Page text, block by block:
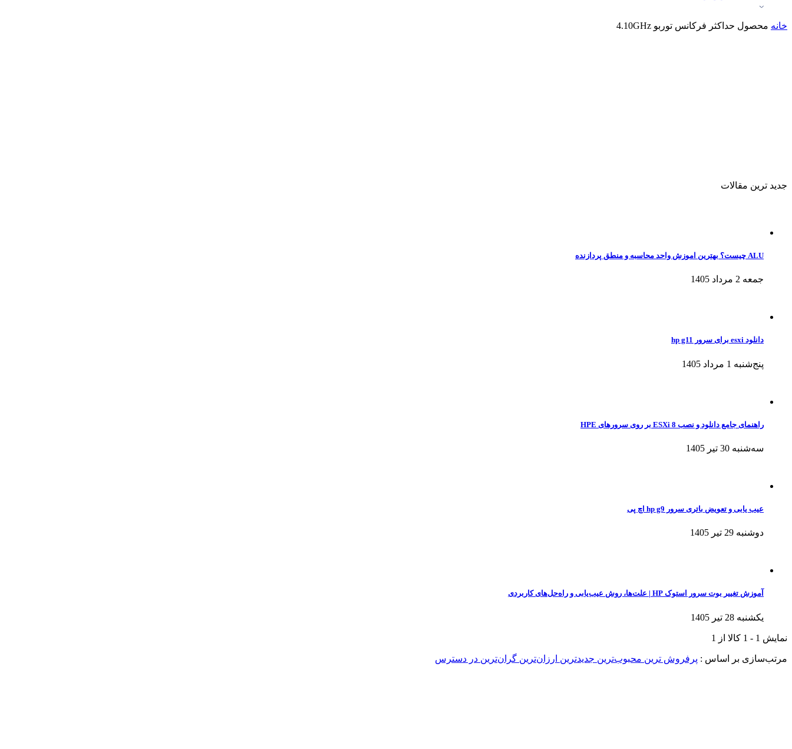
خانه محصول حداکثر فرکانس توربو 4.10GHz
جدید ترین مقالات
ALU چیست؟ بهترین اموزش واحد محاسبه و منطق پردازنده
جمعه 2 مرداد 1405
دانلود esxi برای سرور hp g11
پنج‌شنبه 1 مرداد 1405
راهنمای جامع دانلود و نصب ESXi 8 بر روی سرورهای HPE
سه‌شنبه 30 تیر 1405
عیب یابی و تعویض باتری سرور hp g9 اچ پی
دوشنبه 29 تیر 1405
آموزش تغییر بوت سرور استوک HP | علت‌ها، روش عیب‌یابی و راه‌حل‌های کاربردی
یکشنبه 28 تیر 1405
نمایش 1
-
1 کالا از 1
مرتب‌سازی بر اساس : پرفروش ترین محبوب‌ترین جدیدترین ارزان‌ترین گران‌ترین در دسترس